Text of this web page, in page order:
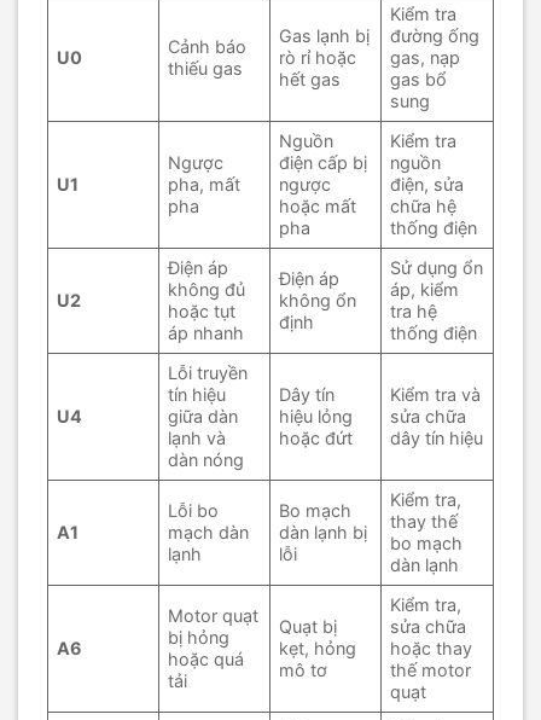
U0
Cảnh báo
thiếu gas
Gas lạnh bị
rò rỉ hoặc
hết gas
Kiểm tra
đường ống
gas, nạp
gas bổ
sung
U1
Ngược
pha, mất
pha
Nguồn
điện cấp bị
ngược
hoặc mất
pha
Kiểm tra
nguồn
điện, sửa
chữa hệ
thống điện
U2
Điện áp
không đủ
hoặc tụt
áp nhanh
Điện áp
không ổn
định
Sử dụng ổn
áp, kiểm
tra hệ
thống điện
U4
Lỗi truyền
tín hiệu
giữa dàn
lạnh và
dàn nóng
Dây tín
hiệu lỏng
hoặc đứt
Kiểm tra và
sửa chữa
dây tín hiệu
A1
Lỗi bo
mạch dàn
lạnh
Bo mạch
dàn lạnh bị
lỗi
Kiểm tra,
thay thế
bo mạch
dàn lạnh
A6
Motor quạt
bị hỏng
hoặc quá
tải
Quạt bị
kẹt, hỏng
mô tơ
Kiểm tra,
sửa chữa
hoặc thay
thế motor
quạt